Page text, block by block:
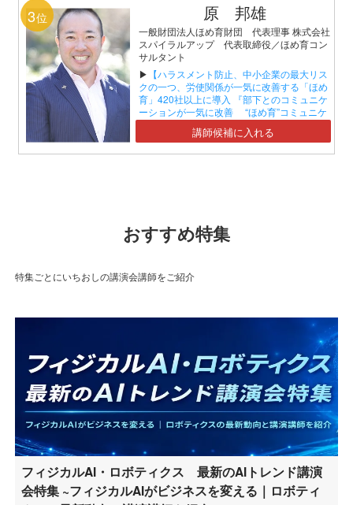
3位 原 邦雄
一般財団法人ほめ育財団 代表理事 株式会社
スパイラルアップ 代表取締役／ほめ育コン
サルタント
▶ 【ハラスメント防止、中小企業の最大リス
クの一つ、労使関係が一気に改善する「ほめ
育」420社以上に導入 『部下とのコミュニケ
ーションが一気に改善 “ほめ育”コミュニケ
ーションセミナー』】講師候補に入れる
おすすめ特集
特集ごとにいちおしの講演会講師をご紹介
フィジカルAI・ロボティクス 最新のAIトレンド講演
会特集 ~フィジカルAIがビジネスを変える｜ロボティ